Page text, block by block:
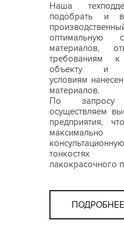
Наша
подобрать и
оптимальную
материалов,
требованиям
объекту и
условиям
материалов.
По
осуществляем
предприятия,
лакокрасочного
ПОДРОБНЕЕ